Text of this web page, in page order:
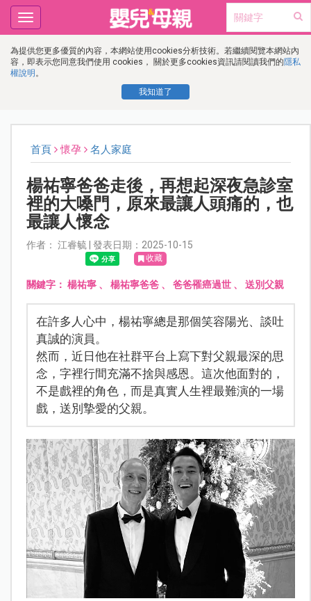
為提供您更多優質的內容，本網站使用cookies分析技術。若繼續閱覽本網站內
容，即表示您同意我們使用 cookies， 關於更多cookies資訊請閱讀我們的隱私
權說明 。
我知道了
Toggle
navigation
首頁 懷孕 名人家庭
楊祐寧爸爸走後，再想起深夜急診室
裡的大嗓門，原來最讓人頭痛的，也
最讓人懷念
作者： 江睿毓 | 發表日期：2025-10-15
收藏
關鍵字： 楊祐寧、 楊祐寧爸爸、 爸爸罹癌過世、 送別父親
在許多人心中，楊祐寧總是那個笑容陽光、談吐
真誠的演員。
然而，近日他在社群平台上寫下對父親最深的思
念，字裡行間充滿不捨與感恩。這次他面對的，
不是戲裡的角色，而是真實人生裡最難演的一場
戲，送別摯愛的父親。